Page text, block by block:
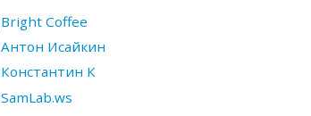
Bright Coffee
Антон Исайкин
Константин К
SamLab.ws